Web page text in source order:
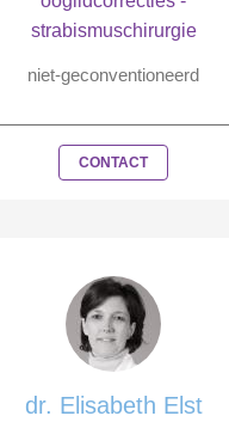
strabismuschirurgie
niet-geconventioneerd
CONTACT
dr. Elisabeth Elst